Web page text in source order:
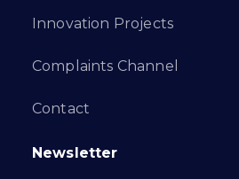
Innovation Projects
Complaints Channel
Contact
Newsletter